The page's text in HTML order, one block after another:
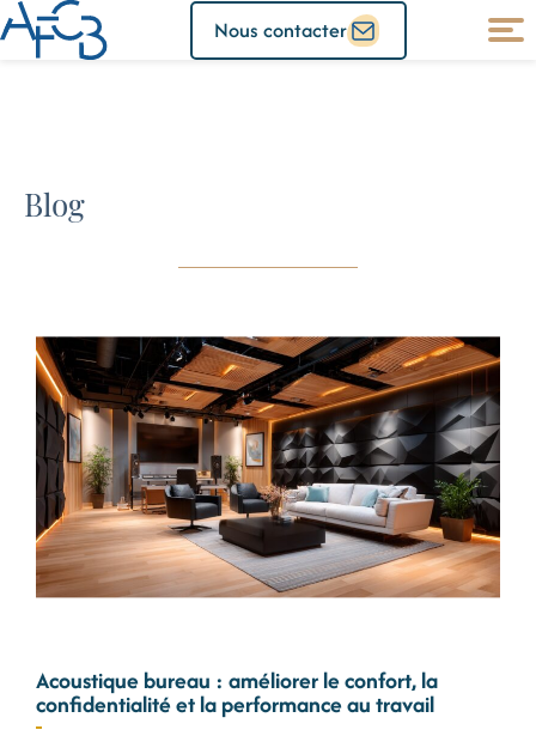
Nous contacter
Blog
Acoustique bureau : améliorer le confort, la
confidentialité et la performance au travail